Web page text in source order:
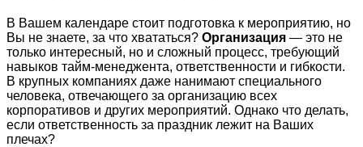
В Вашем календаре стоит подготовка к мероприятию, но
Вы не знаете, за что хвататься? Организация — это не
только интересный, но и сложный процесс, требующий
навыков тайм-менеджента, ответственности и гибкости.
В крупных компаниях даже нанимают специального
человека, отвечающего за организацию всех
корпоративов и других мероприятий. Однако что делать,
если ответственность за праздник лежит на Ваших
плечах?